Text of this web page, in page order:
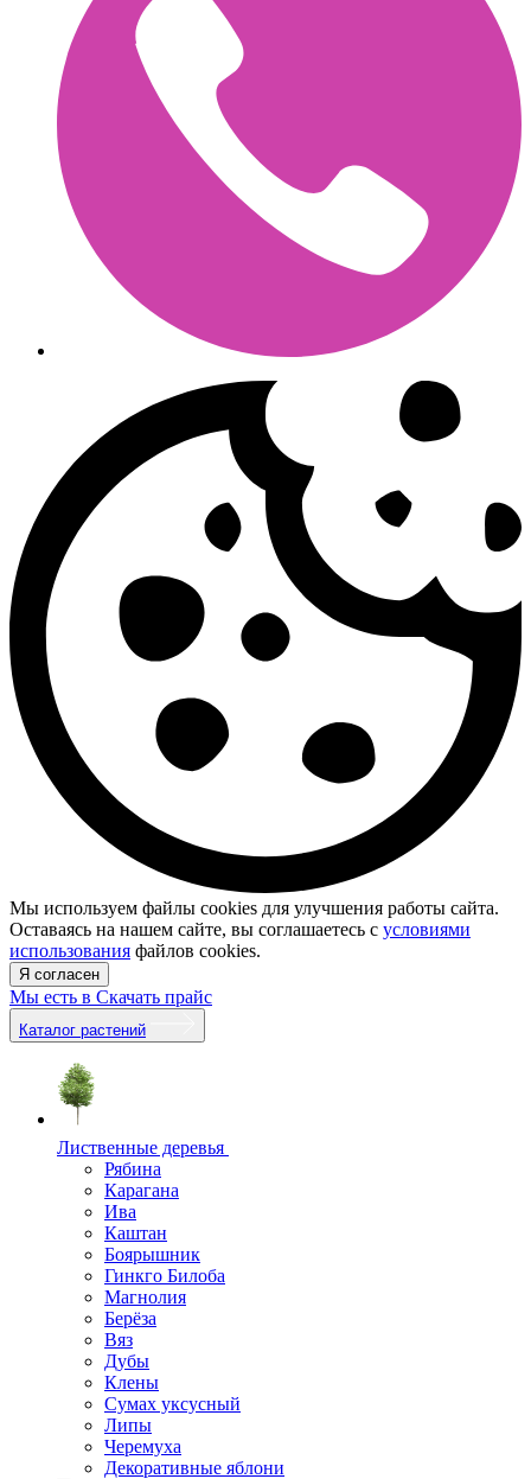
Мы используем файлы cookies для улучшения работы сайта.
Оставаясь на нашем сайте, вы соглашаетесь с условиями
использования файлов cookies.
Я согласен
Мы есть в Скачать прайс
Каталог растений
Лиственные деревья
Рябина
Карагана
Ива
Каштан
Боярышник
Гинкго Билоба
Магнолия
Берёза
Вяз
Дубы
Клены
Сумах уксусный
Липы
Черемуха
Декоративные яблони